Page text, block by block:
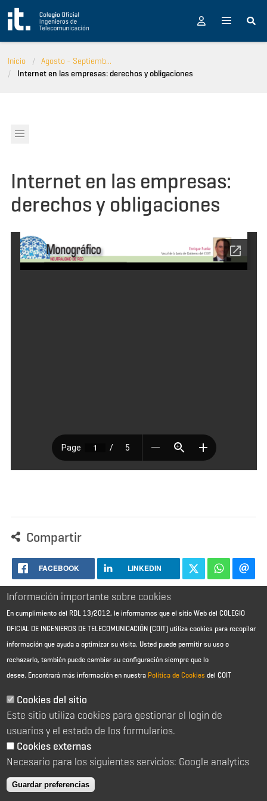
Pasar al contenido principal
Inicio
Agosto - Septiemb...
Internet en las empresas: derechos y obligaciones
Internet en las empresas:
derechos y obligaciones
Compartir
FACEBOOK LINKEDIN
Aviso Legal - Información general
Política de cookies
Política de reembolso
Sitemap
C/ Almagro 2 1º Izqda 28010 Madrid
91 391 10 66
coit@coit.es
Información importante sobre cookies
En cumplimiento del RDL 13/2012, le informamos que el sitio Web del COLEGIO
OFICIAL DE INGENIEROS DE TELECOMUNICACIÓN (COIT) utiliza cookies para recopilar
información que ayuda a optimizar su visita. Usted puede permitir su uso o
rechazarlo, también puede cambiar su configuración siempre que lo
desee. Encontrará más información en nuestra Política de Cookies del COIT
Cookies del sitio
Este sitio utiliza cookies para gestionar el login de
usuarios y el estado de los formularios.
Cookies externas
Necesario para los siguientes servicios: Google analytics
Guardar preferencias